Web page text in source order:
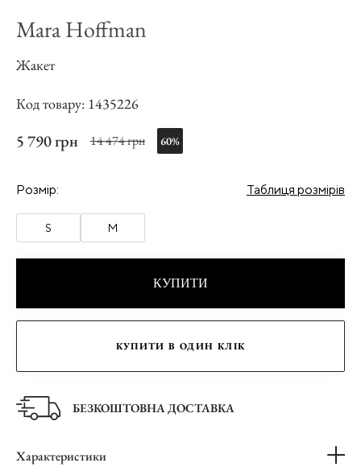
Mara Hoffman
Жакет
Код товару: 1435226
5 790 грн 14 474 грн 60%
Розмір: Таблиця розмірів
S M
КУПИТИ
КУПИТИ В ОДИН КЛІК
БЕЗКОШТОВНА ДОСТАВКА
Характеристики